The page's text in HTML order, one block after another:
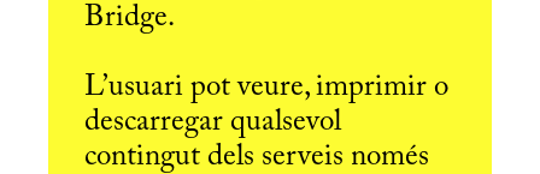
Bridge.
L’usuari pot veure, imprimir o
descarregar qualsevol
contingut dels serveis només